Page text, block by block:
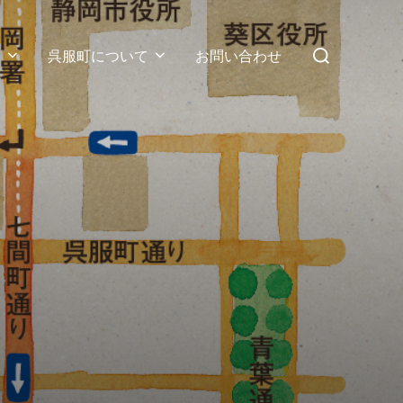
呉服町について お問い合わせ
検
対
象: